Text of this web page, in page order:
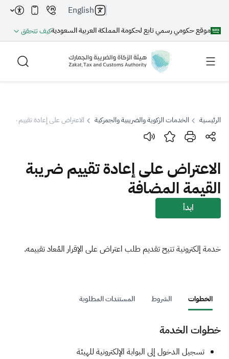
موقع حكومي رسمي تابع لحكومة المملكة العربية السعوديةكيف تتحقق
English
بحث
بحث بحث AI
اقتراحات
الإقرار الضريبي
التصرفات العقارية
الرئيسية الخدمات الزكوية والضريبية والجمركية الاعتراض على إعادة تقييم
الاعتراض على إعادة تقييم ضريبة
القيمة المضافة
ابدأ
خدمة إلكترونية تتيح تقديم طلب اعتراض على الإقرار المُعاد تقييمه.
الخطوات الشروط المستندات المطلوبة
خطوات الخدمة
​​​تسجيل الدخول إلى البوابة الإلكترونية للهيئة